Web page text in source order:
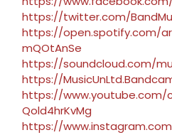
https://twitter.com/
https://open.spotify.com/
mQOtAnSe
https://soundcloud.com/
https://
https://www.youtube.com/
Qold4hrKvMg
https://